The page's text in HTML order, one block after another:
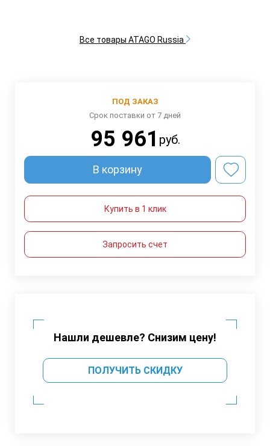
Все товары ATAGO Russia
ПОД ЗАКАЗ
Срок поставки от 7 дней
95 961 руб.
В корзину
Купить в 1 клик
Запросить счет
Нашли дешевле? Снизим цену!
ПОЛУЧИТЬ СКИДКУ